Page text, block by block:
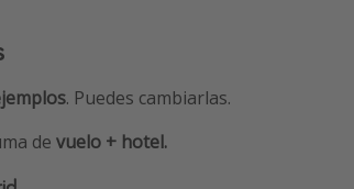
. Puedes cambiarlas.
de vuelo + hotel.